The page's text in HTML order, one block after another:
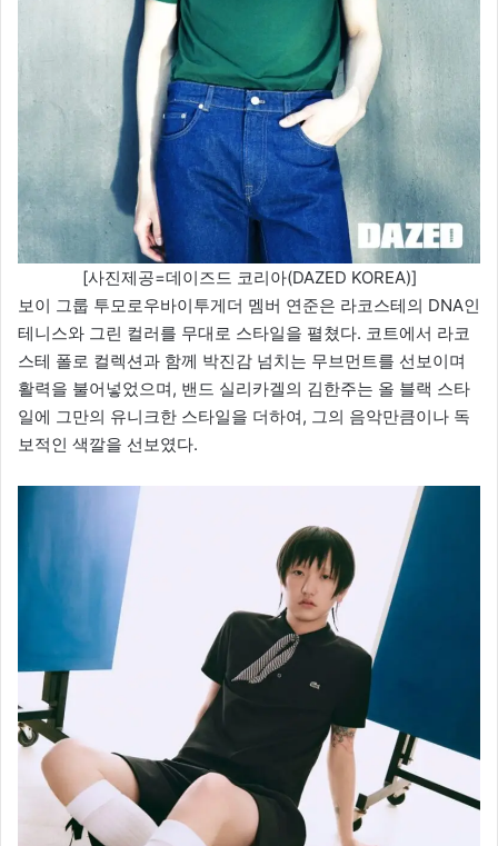
[사진제공=데이즈드 코리아(DAZED KOREA)]
보이 그룹 투모로우바이투게더 멤버 연준은 라코스테의 DNA인
테니스와 그린 컬러를 무대로 스타일을 펼쳤다. 코트에서 라코
스테 폴로 컬렉션과 함께 박진감 넘치는 무브먼트를 선보이며
활력을 불어넣었으며, 밴드 실리카겔의 김한주는 올 블랙 스타
일에 그만의 유니크한 스타일을 더하여, 그의 음악만큼이나 독
보적인 색깔을 선보였다.